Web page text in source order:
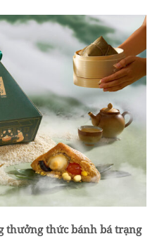
thưởng thức bánh bá trạng